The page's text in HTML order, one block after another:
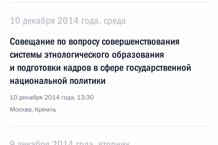
10 декабря 2014 года, среда
Совещание по вопросу совершенствования
системы этнологического образования
и подготовки кадров в сфере государственной
национальной политики
10 декабря 2014 года, 13:30
Москва, Кремль